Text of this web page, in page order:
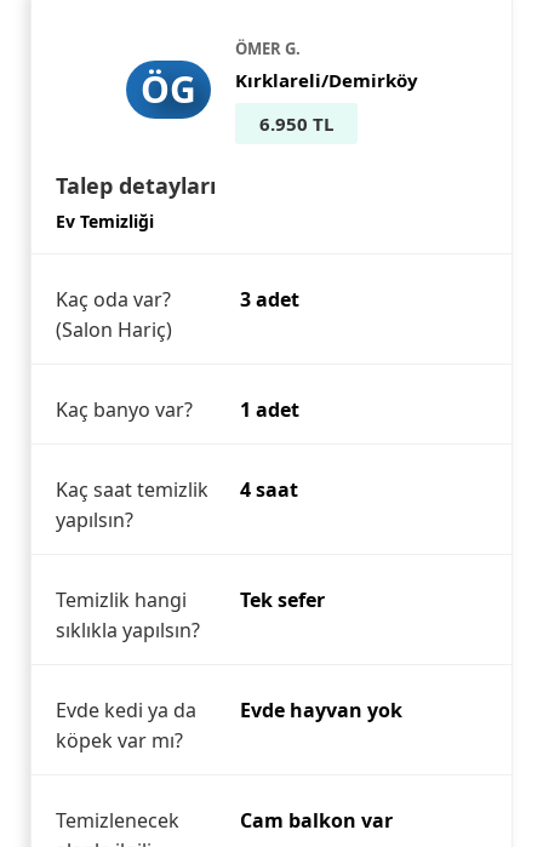
ÖG
ÖMER G.
Kırklareli/Demirköy
6.950 TL
Talep detayları
Ev Temizliği
Kaç oda var?
(Salon Hariç)
3 adet
Kaç banyo var? 1 adet
Kaç saat temizlik
yapılsın?
4 saat
Temizlik hangi
sıklıkla yapılsın?
Tek sefer
Evde kedi ya da
köpek var mı?
Evde hayvan yok
Temizlenecek
Cam balkon var